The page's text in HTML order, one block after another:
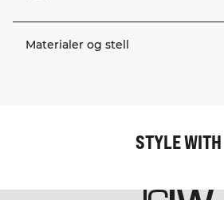
Materialer og stell
STYLE WITH